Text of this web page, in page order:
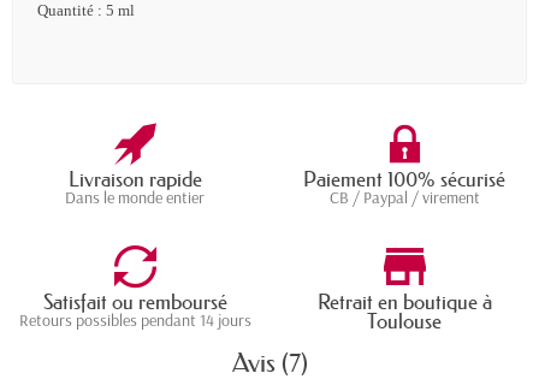
Quantité : 5 ml
Livraison rapide
Dans le monde entier
Paiement 100% sécurisé
CB / Paypal / virement
Satisfait ou remboursé
Retours possibles pendant 14 jours
Retrait en boutique à
Toulouse
Avis (7)